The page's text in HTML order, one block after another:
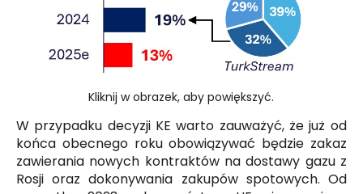
Kliknij w obrazek, aby powiększyć.
W przypadku decyzji KE warto zauważyć, że już od
końca obecnego roku obowiązywać będzie zakaz
zawierania nowych kontraktów na dostawy gazu z
Rosji oraz dokonywania zakupów spotowych. Od